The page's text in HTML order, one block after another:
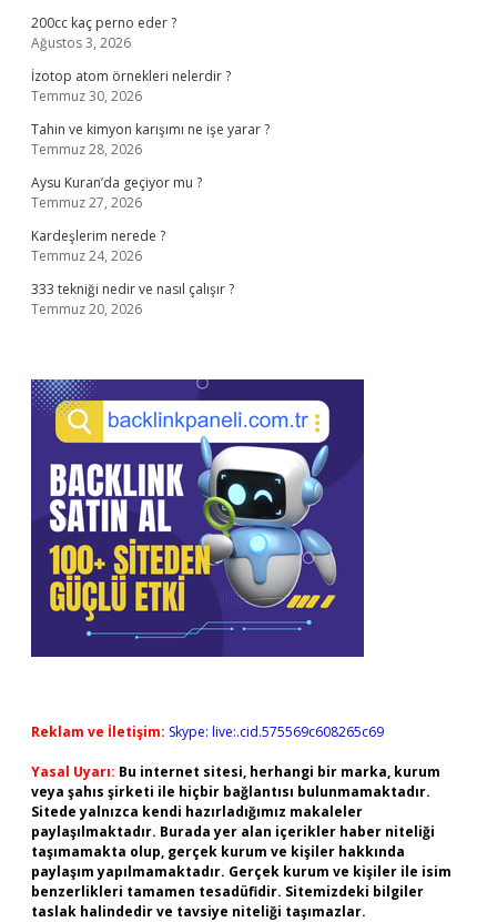
200cc kaç perno eder ?
Ağustos 3, 2026
İzotop atom örnekleri nelerdir ?
Temmuz 30, 2026
Tahin ve kimyon karışımı ne işe yarar ?
Temmuz 28, 2026
Aysu Kuran’da geçiyor mu ?
Temmuz 27, 2026
Kardeşlerim nerede ?
Temmuz 24, 2026
333 tekniği nedir ve nasıl çalışır ?
Temmuz 20, 2026
Reklam ve İletişim: Skype: live:.cid.575569c608265c69
Yasal Uyarı: Bu internet sitesi, herhangi bir marka, kurum
veya şahıs şirketi ile hiçbir bağlantısı bulunmamaktadır.
Sitede yalnızca kendi hazırladığımız makaleler
paylaşılmaktadır. Burada yer alan içerikler haber niteliği
taşımamakta olup, gerçek kurum ve kişiler hakkında
paylaşım yapılmamaktadır. Gerçek kurum ve kişiler ile isim
benzerlikleri tamamen tesadüfidir. Sitemizdeki bilgiler
taslak halindedir ve tavsiye niteliği taşımazlar.